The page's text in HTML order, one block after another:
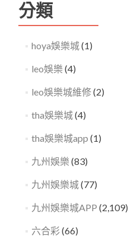
分類
hoya娛樂城(1)
leo娛樂 (4)
leo娛樂城維修(2)
tha娛樂城(4)
tha娛樂城app (1)
九州娛樂 (83)
九州娛樂城(77)
九州娛樂城APP (2,109)
六合彩(66)